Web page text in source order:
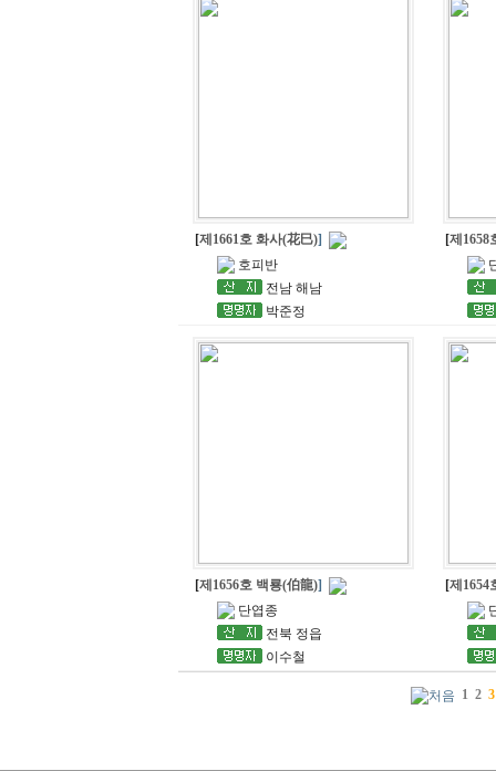
[제1661호 화사(花巳)]
호피반
전남 해남
박준정
[제1658
[제1656호 백룡(伯龍)]
단엽종
전북 정읍
이수철
[제1654
1 2 3